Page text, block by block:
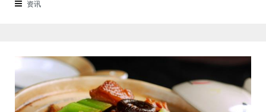
少钱呢，下面就一起来了解下吧。德克士加盟费多少钱？该品牌所需要的费
资讯